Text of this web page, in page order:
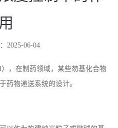
用
2025-06-04
），在制药领域，某些芴基化合物
药物递送系统的设计。